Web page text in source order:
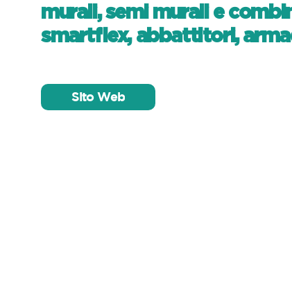
murali, semi murali e
smartflex, abbattitori,
Sito Web